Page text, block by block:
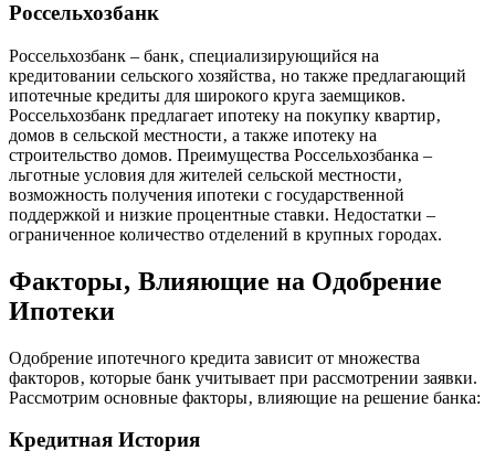
Россельхозбанк
Россельхозбанк – банк‚ специализирующийся на
кредитовании сельского хозяйства‚ но также предлагающий
ипотечные кредиты для широкого круга заемщиков.
Россельхозбанк предлагает ипотеку на покупку квартир‚
домов в сельской местности‚ а также ипотеку на
строительство домов. Преимущества Россельхозбанка –
льготные условия для жителей сельской местности‚
возможность получения ипотеки с государственной
поддержкой и низкие процентные ставки. Недостатки –
ограниченное количество отделений в крупных городах.
Факторы‚ Влияющие на Одобрение
Ипотеки
Одобрение ипотечного кредита зависит от множества
факторов‚ которые банк учитывает при рассмотрении заявки.
Рассмотрим основные факторы‚ влияющие на решение банка:
Кредитная История